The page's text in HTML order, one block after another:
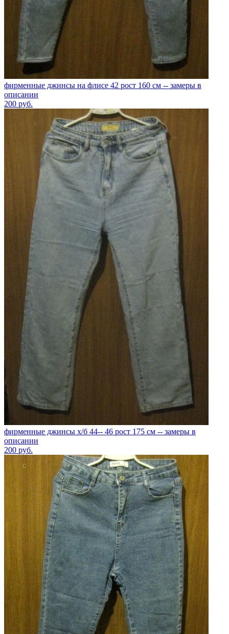
фирменные джинсы на флисе 42 рост 160 см -- замеры в
описании
200 руб.
фирменные джинсы х/б 44-- 46 рост 175 см -- замеры в
описании
200 руб.